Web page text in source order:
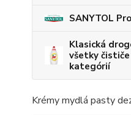
SANYTOL
Klasická
všetky
kategórií
Krémy mydlá pasty